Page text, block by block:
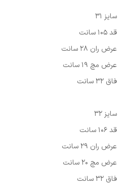
سایز 31
قد 105 سانت
عرض ران 28 سانت
عرض مچ 19 سانت
فاق 32 سانت
سایز 32
قد 106 سانت
عرض ران 29 سانت
عرض مچ 20 سانت
فاق 32 سانت